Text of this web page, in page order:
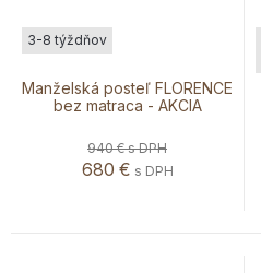
Manželská posteľ FLORENCE
bez matraca - AKCIA
3-8 týždňov
940 €s DPH
680 € s DPH